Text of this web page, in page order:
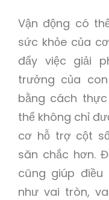
Vận động có
sức khỏe của
đẩy việc giải
trưởng của
bằng cách
thể không chỉ
cơ hỗ trợ cột
săn chắc hơn.
cũng giúp
như vai tròn,